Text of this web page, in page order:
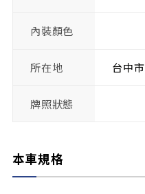
內裝顏色
所在地 台中市
牌照狀態
本車規格